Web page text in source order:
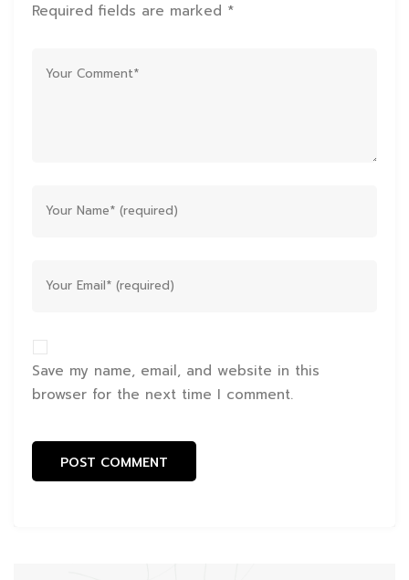
Required fields are marked *
Save my name, email, and website in this
browser for the next time I comment.